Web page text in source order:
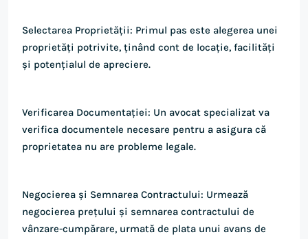
Selectarea Proprietății: Primul pas este alegerea unei
proprietăți potrivite, ținând cont de locație, facilități
și potențialul de apreciere.
Verificarea Documentației: Un avocat specializat va
verifica documentele necesare pentru a asigura că
proprietatea nu are probleme legale.
Negocierea și Semnarea Contractului: Urmează
negocierea prețului și semnarea contractului de
vânzare-cumpărare, urmată de plata unui avans de